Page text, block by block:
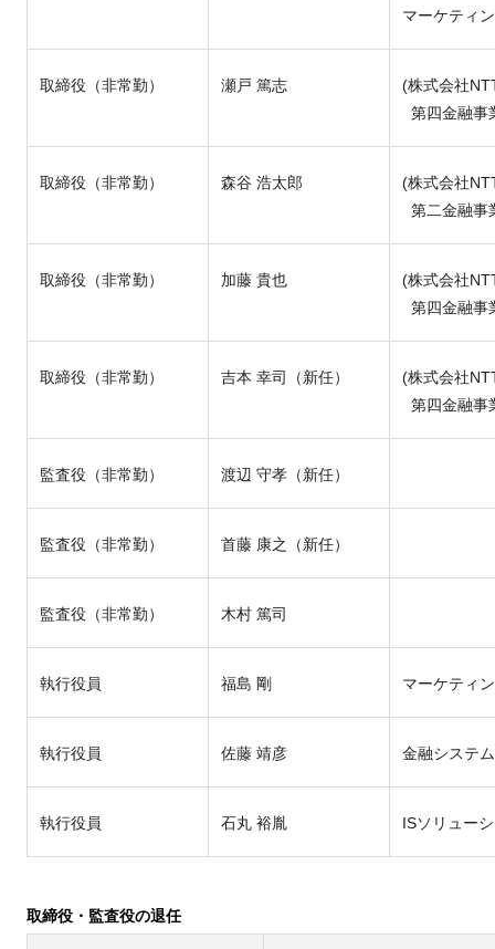
マーケティ
取締役（非常勤） 瀬戸 篤志
(株式会社
第四金融事
取締役（非常勤） 森谷 浩太郎
(株式会社
第二金融事
取締役（非常勤） 加藤 貴也
(株式会社
第四金融事
取締役（非常勤） 吉本 幸司（新任）
(株式会社
第四金融事
監査役（非常勤） 渡辺 守孝（新任）
監査役（非常勤） 首藤 康之（新任）
監査役（非常勤） 木村 篤司
執行役員 福島 剛 マーケティ
執行役員 佐藤 靖彦 金融システ
執行役員 石丸 裕胤 ISソリュー
取締役・監査役の退任